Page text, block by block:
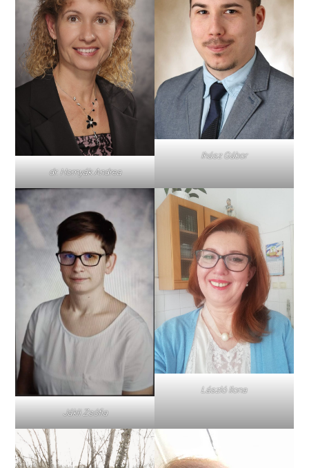
dr. Hornyák Andrea
Ihász Gábor
Jákli Zsófia
László Ilona